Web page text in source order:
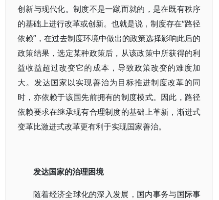
创新与现代化。制度不是一蹴而就的，是在既有秩序
的基础上进行改革或创新。也就是说，制度存在“路径
依赖”，在过去制度环境中做出的政策选择影响此后的
政策结果，选定某种政策后，从该政策中所获得的利
益收益超过改变它的成本，导致政策改变的难度加
大。发达国家以实现善治为目标推进制度改革的同
时，亦依赖于该国先前拥有的制度模式。因此，路径
依赖要求在继承现有合理制度的基础上革新，渐进式
变革比激进式改革更有利于实现国家善治。
发达国家的治理困境
随着经济全球化的深入发展，国内事务与国际事